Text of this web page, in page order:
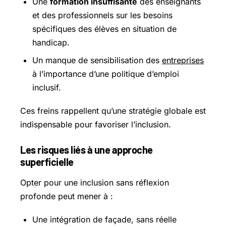
et des professionnels sur les besoins
spécifiques des élèves en situation de
handicap.
Un manque de sensibilisation des entreprises
à l’importance d’une politique d’emploi
inclusif.
Ces freins rappellent qu’une stratégie globale est
indispensable pour favoriser l’inclusion.
Les risques liés à une approche
superficielle
Opter pour une inclusion sans réflexion
profonde peut mener à :
Une intégration de façade, sans réelle